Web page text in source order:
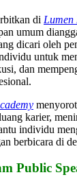
di Lumen
umum
dicari oleh
untuk
dan
karier,
individu
berbicara di
Public